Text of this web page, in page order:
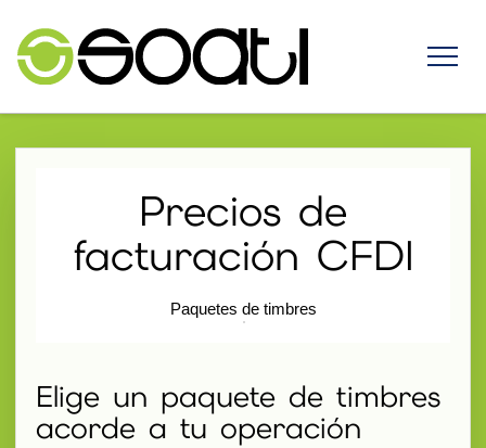
Precios de
facturación CFDI
Paquetes de timbres
Elige un paquete de timbres
acorde a tu operación